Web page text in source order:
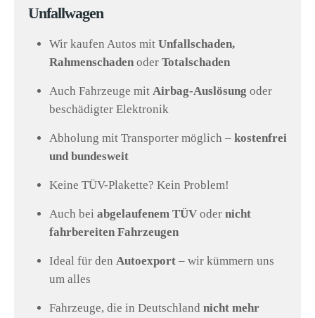
Unfallwagen
Wir kaufen Autos mit Unfallschaden,
Rahmenschaden oder Totalschaden
Auch Fahrzeuge mit Airbag-Auslösung oder
beschädigter Elektronik
Abholung mit Transporter möglich – kostenfrei
und bundesweit
Keine TÜV-Plakette? Kein Problem!
Auch bei abgelaufenem TÜV oder nicht
fahrbereiten Fahrzeugen
Ideal für den Autoexport – wir kümmern uns
um alles
Fahrzeuge, die in Deutschland nicht mehr